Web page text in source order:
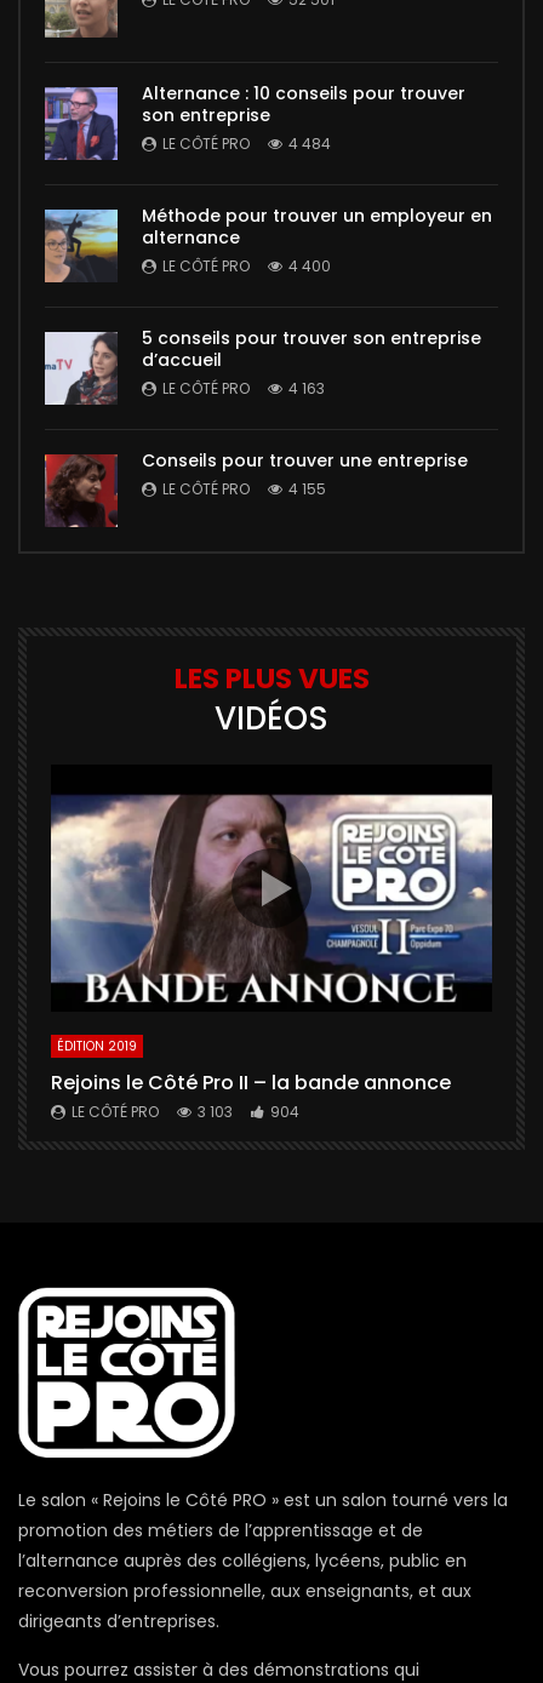
Alternance : 10 conseils pour trouver
son entreprise
LE CÔTÉ PRO 4 484
Méthode pour trouver un employeur en
alternance
LE CÔTÉ PRO 4 400
5 conseils pour trouver son entreprise
d’accueil
LE CÔTÉ PRO 4 163
Conseils pour trouver une entreprise
LE CÔTÉ PRO 4 155
LES PLUS VUES
VIDÉOS
ÉDITION 2019
Rejoins le Côté Pro II – la bande annonce
LE CÔTÉ PRO 3 103 904
Le salon « Rejoins le Côté PRO » est un salon tourné vers la
promotion des métiers de l’apprentissage et de
l’alternance auprès des collégiens, lycéens, public en
reconversion professionnelle, aux enseignants, et aux
dirigeants d’entreprises.
Vous pourrez assister à des démonstrations qui